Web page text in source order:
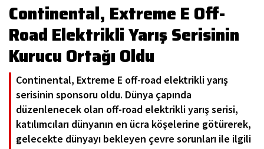
Continental, Extreme E Off-
Road Elektrikli Yarış Serisinin
Kurucu Ortağı Oldu
Continental, Extreme E off-road elektrikli yarış
serisinin sponsoru oldu. Dünya çapında
düzenlenecek olan off-road elektrikli yarış serisi,
katılımcıları dünyanın en ücra köşelerine götürerek,
gelecekte dünyayı bekleyen çevre sorunları ile ilgili